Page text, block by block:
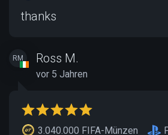
thanks
RM Ross M.
vor 5 Jahren
3.040.000 FIFA-Münzen